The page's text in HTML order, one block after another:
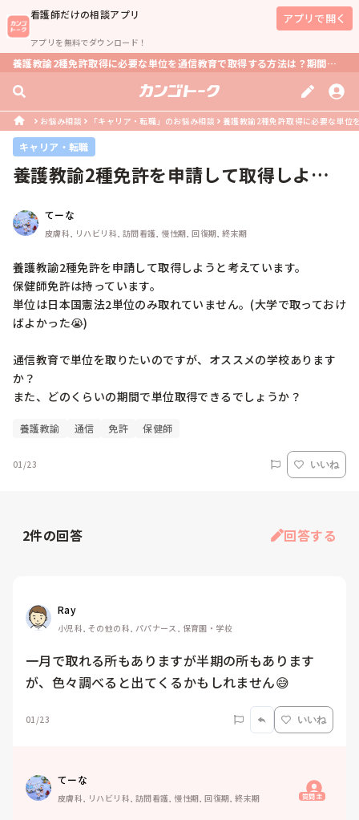
看護師だけの相談アプリ
アプリを無料でダウンロード！
アプリで開く
養護教諭2種免許取得に必要な単位を通信教育で取得する方法は？期間は？
お悩み相談 「キャリア・転職」のお悩み相談 養護教諭2種免許取得に必要な単位
キャリア・転職
養護教諭2種免許を申請して取得しよう
てーな
皮膚科, リハビリ科, 訪問看護, 慢性期, 回復期, 終末期
養護教諭2種免許を申請して取得しようと考えています。
保健師免許は持っています。
単位は日本国憲法2単位のみ取れていません。(大学で取っておけ
ばよかった😭)
通信教育で単位を取りたいのですが、オススメの学校あります
か？
また、どのくらいの期間で単位取得できるでしょうか？
養護教諭 通信 免許 保健師
01/23 いいね
2件の回答 回答する
Ray
小児科, その他の科, パパナース, 保育園・学校
一月で取れる所もありますが半期の所もあります
が、色々調べると出てくるかもしれません😅
01/23 いいね
てーな
皮膚科, リハビリ科, 訪問看護, 慢性期, 回復期, 終末期 質問主